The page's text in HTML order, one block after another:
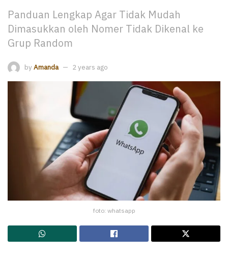
Panduan Lengkap Agar Tidak Mudah
Dimasukkan oleh Nomer Tidak Dikenal ke
Grup Random
by Amanda 2 years ago
foto: whatsapp